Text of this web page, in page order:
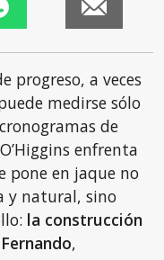
progreso, a veces
medirse sólo
de
enfrenta
pone en jaque no
y natural, sino
la construcción
,